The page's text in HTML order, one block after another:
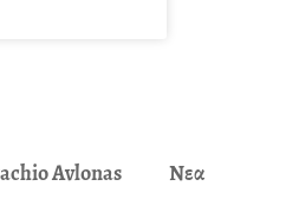
Avlonas
Νεα